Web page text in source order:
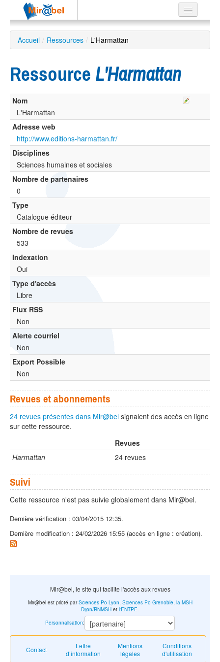
Le réseau
Soutien
Recherche
avancée
EN
ES
?
Accueil / Ressources / L'Harmattan
Ressource L'Harmattan
Nom
L'Harmattan
Adresse web
http://www.editions-harmattan.fr/
Disciplines
Sciences humaines et sociales
Nombre de partenaires
0
Type
Catalogue éditeur
Nombre de revues
533
Indexation
Oui
Type d'accès
Libre
Flux RSS
Non
Alerte courriel
Non
Export Possible
Non
Revues et abonnements
24 revues présentes dans Mir@bel signalent des accès en ligne
sur cette ressource.
Revues
Harmattan
24 revues
Suivi
Cette ressource n'est pas suivie globalement dans Mir@bel.
Dernière vérification : 03/04/2015 12:35.
Dernière modification : 24/02/2026 15:55 (accès en ligne : création).
Mir@bel, le site qui facilite l'accès aux revues
Contact
Lettre
d’information
Mentions
légales
Conditions
d'utilisation
Mir@bel est piloté parSciences Po Lyon, Sciences Po Grenoble, la MSH
Dijon/RNMSH et l'ENTPE.
Personnalisation: